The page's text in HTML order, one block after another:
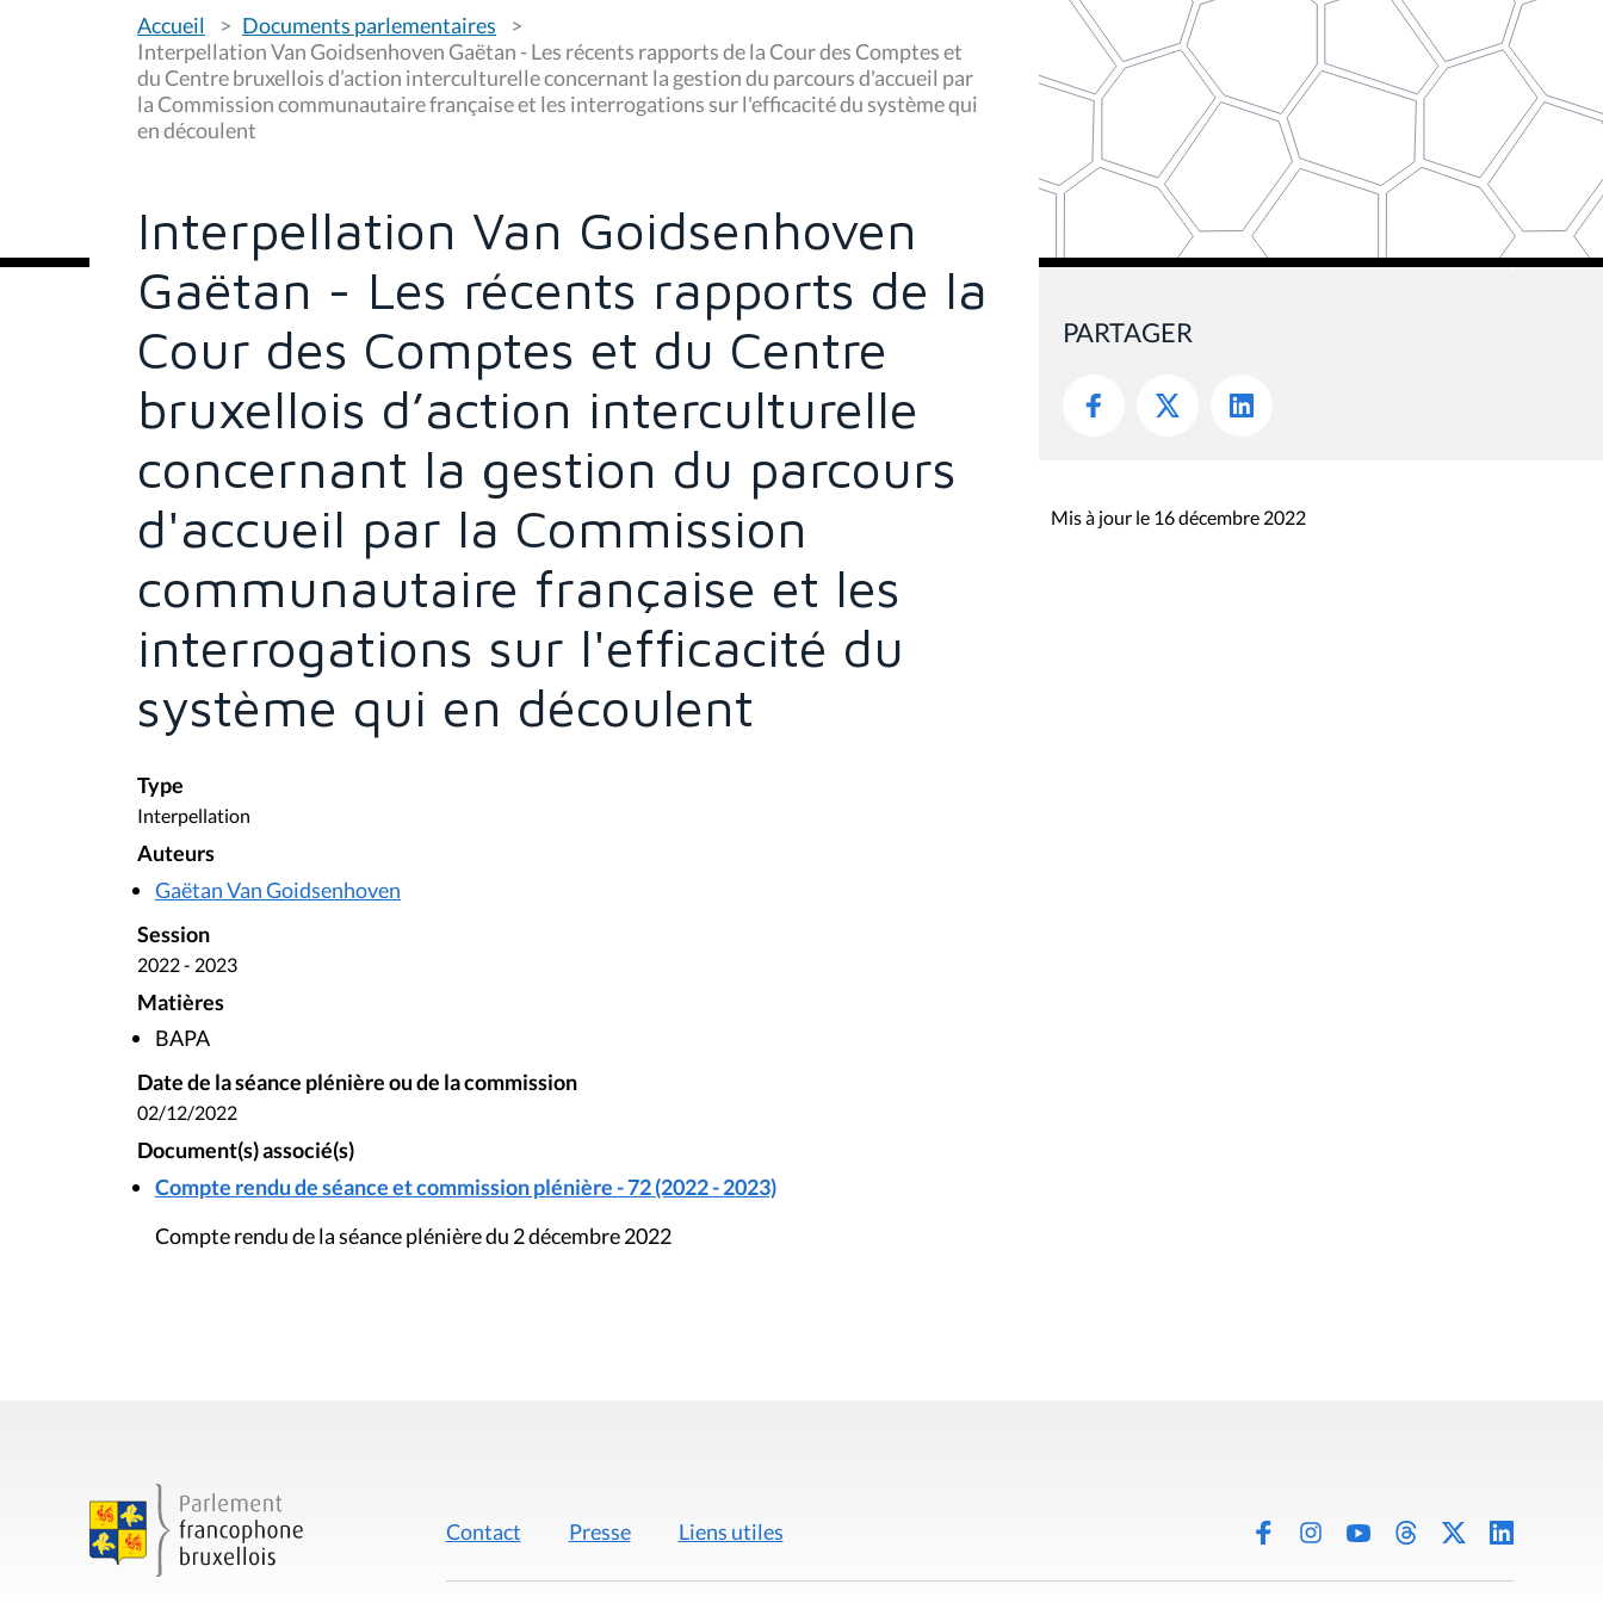
o
u
ê
e
s
Accueil
Documents parlementaires
Interpellation Van Goidsenhoven Gaëtan - Les récents rapports de la Cour des Comptes et
du Centre bruxellois d’action interculturelle concernant la gestion du parcours d'accueil par
la Commission communautaire française et les interrogations sur l'efficacité du système qui
en découlent
Interpellation Van Goidsenhoven
Gaëtan - Les récents rapports de la
Cour des Comptes et du Centre
bruxellois d’action interculturelle
concernant la gestion du parcours
d'accueil par la Commission
communautaire française et les
interrogations sur l'efficacité du
système qui en découlent
Type
Interpellation
Auteurs
Gaëtan Van Goidsenhoven
Session
2022 - 2023
Matières
BAPA
Date de la séance plénière ou de la commission
02/12/2022
Document(s) associé(s)
Compte rendu de séance et commission plénière - 72 (2022 - 2023)
Compte rendu de la séance plénière du 2 décembre 2022
PARTAGER
Mis à jour le 16 décembre 2022
Contact Presse Liens utiles